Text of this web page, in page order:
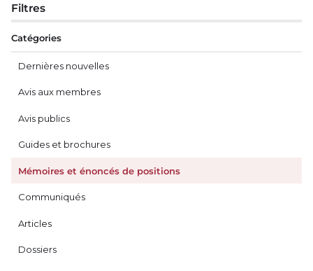
Filtres
Catégories
Dernières nouvelles
Avis aux membres
Avis publics
Guides et brochures
Mémoires et énoncés de positions
Communiqués
Articles
Dossiers